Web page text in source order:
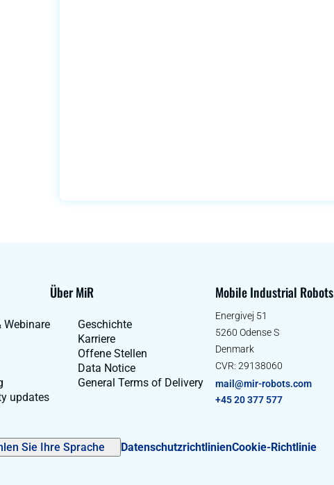
Webinare
updates
Über MiR
Geschichte
Karriere
Offene Stellen
Data Notice
General Terms of Delivery
Mobile Industrial Robots
Energivej 51
5260 Odense S
Denmark
CVR: 29138060
mail@mir-robots.com
+45 20 377 577
Sie Ihre Sprache DatenschutzrichtlinienCookie-Richtlinie